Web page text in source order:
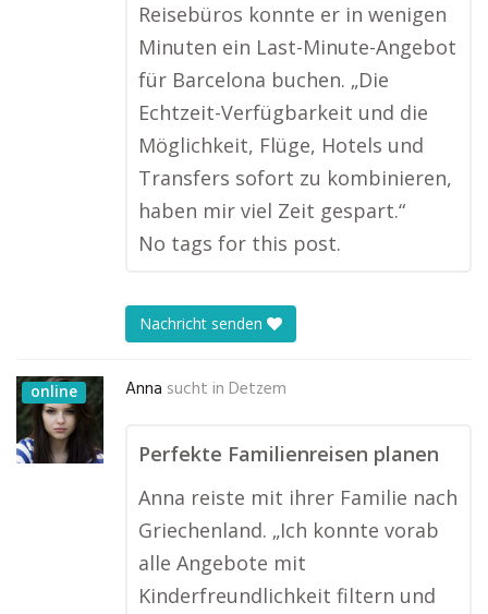
Reisebüros konnte er in wenigen
Minuten ein Last-Minute-Angebot
für Barcelona buchen. „Die
Echtzeit-Verfügbarkeit und die
Möglichkeit, Flüge, Hotels und
Transfers sofort zu kombinieren,
haben mir viel Zeit gespart.“
No tags for this post.
Nachricht senden
online Anna sucht in Detzem
Perfekte Familienreisen planen
Anna reiste mit ihrer Familie nach
Griechenland. „Ich konnte vorab
alle Angebote mit
Kinderfreundlichkeit filtern und